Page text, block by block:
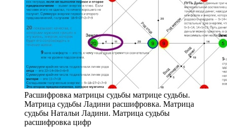
Расшифровка матрицы судьбы матрице судьбы.
Матрица судьбы Ладини расшифровка. Матрица
судьбы Натальи Ладини. Матрица судьбы
расшифровка цифр